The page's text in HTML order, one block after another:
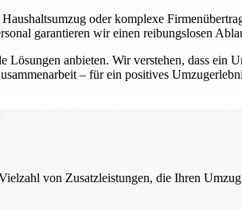
oder komplexe
garantieren wir einen reibungslosen
anbieten. Wir verstehen, dass ein
– für ein positives
von Zusatzleistungen, die Ihren